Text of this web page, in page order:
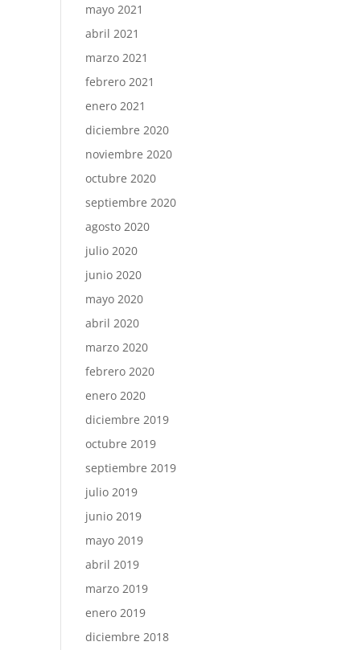
mayo 2021
abril 2021
marzo 2021
febrero 2021
enero 2021
diciembre 2020
noviembre 2020
octubre 2020
septiembre 2020
agosto 2020
julio 2020
junio 2020
mayo 2020
abril 2020
marzo 2020
febrero 2020
enero 2020
diciembre 2019
octubre 2019
septiembre 2019
julio 2019
junio 2019
mayo 2019
abril 2019
marzo 2019
enero 2019
diciembre 2018